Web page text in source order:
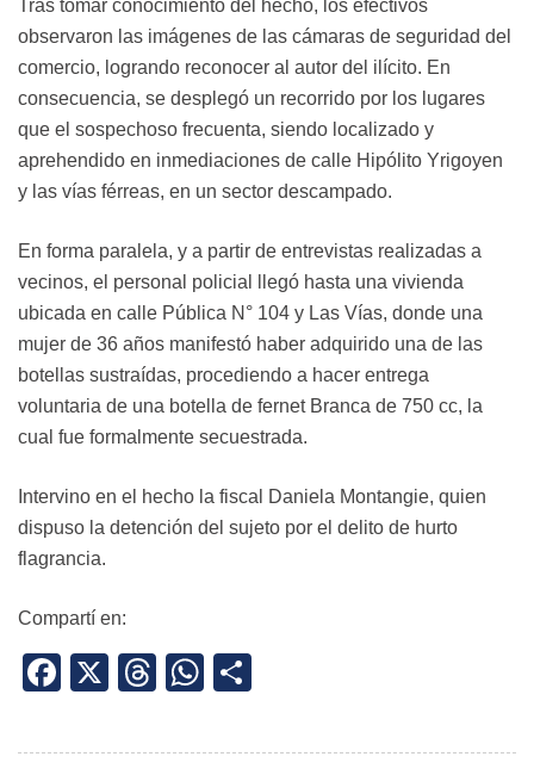
Tras tomar conocimiento del hecho, los efectivos
observaron las imágenes de las cámaras de seguridad del
comercio, logrando reconocer al autor del ilícito. En
consecuencia, se desplegó un recorrido por los lugares
que el sospechoso frecuenta, siendo localizado y
aprehendido en inmediaciones de calle Hipólito Yrigoyen
y las vías férreas, en un sector descampado.
En forma paralela, y a partir de entrevistas realizadas a
vecinos, el personal policial llegó hasta una vivienda
ubicada en calle Pública N° 104 y Las Vías, donde una
mujer de 36 años manifestó haber adquirido una de las
botellas sustraídas, procediendo a hacer entrega
voluntaria de una botella de fernet Branca de 750 cc, la
cual fue formalmente secuestrada.
Intervino en el hecho la fiscal Daniela Montangie, quien
dispuso la detención del sujeto por el delito de hurto
flagrancia.
Compartí en:
Facebook
X Threads
WhatsApp